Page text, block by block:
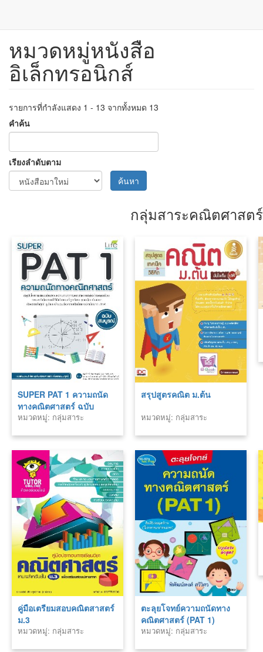
ข้าม
เนื้อหา
หมวดหมู่หนังสือ
อิเล็กทรอนิกส์
รายการที่กำลังแสดง 1 - 13 จากทั้งหมด 13
คำค้น
เรียงลำดับตาม
ค้นหา
กลุ่มสาระคณิตศาสตร์
SUPER PAT 1 ความถนัด
ทางคณิตศาสตร์ ฉบับ
สมบูรณ์
หมวดหมู่: กลุ่มสาระ
สรุปสูตรคณิต ม.ต้น
หมวดหมู่: กลุ่มสาระ
คู่มือเตรียมสอบคณิตสาสตร์
ม.3
หมวดหมู่: กลุ่มสาระ
ตะลุยโจทย์ความถนัดทาง
คณิตศาสตร์ (PAT 1)
หมวดหมู่: กลุ่มสาระ